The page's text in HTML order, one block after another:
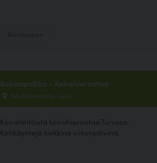
Koiranpolkka - Koirahierontaa
Sibeliuksenkatu, Turku
Koiralähtöistä koirahierontaa Turussa.
Kotikäyntejä kaikkina viikonpäivinä.